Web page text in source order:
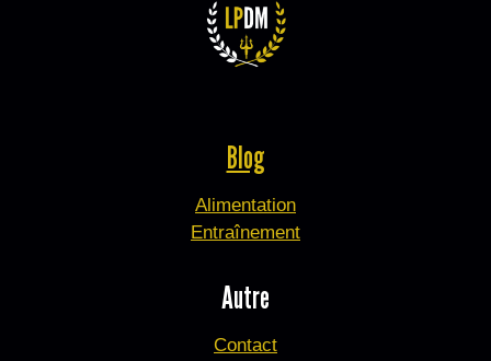
Blog
Alimentation
Entraînement
Autre
Contact